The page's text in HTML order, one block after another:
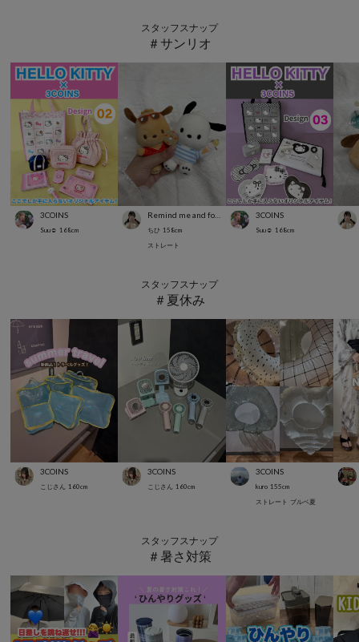
スタッフスナップ
＃サンリオ
3COINS
Suu☺︎ 168cm ちひ 158cm
ストレート
3COINS
Suu☺︎ 168cm
スタッフスナップ
＃夏休み
3COINS
こじさん 160cm
3COINS
こじさん 160cm
3COINS
kuro 155cm
ストレート ブルベ夏
スタッフスナップ
＃暑さ対策